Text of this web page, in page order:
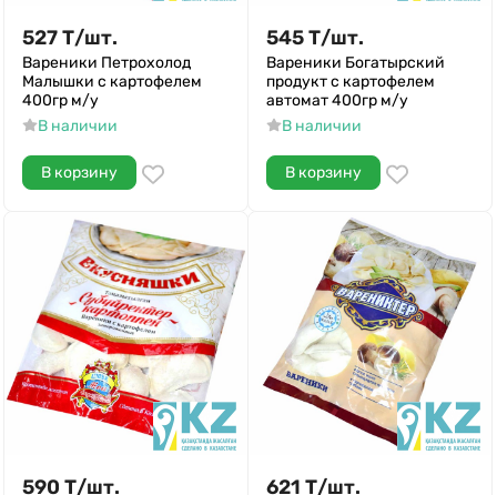
527Т/шт.
Вареники Петрохолод
Малышки с картофелем
400гр м/у
В наличии
В корзину
545Т/шт.
Вареники Богатырский
продукт с картофелем
автомат 400гр м/у
В наличии
В корзину
590 Т/шт. 621 Т/шт.